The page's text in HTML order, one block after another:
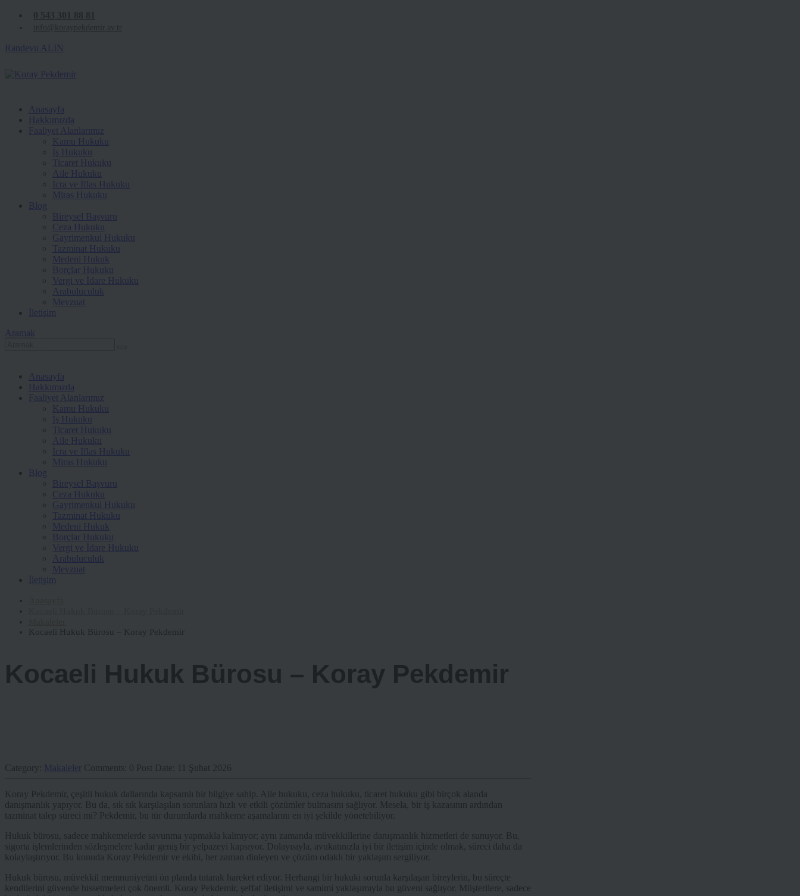
Randevu ALIN
Anasayfa
Hakkımızda
Faaliyet Alanlarımız
Kamu Hukuku
İş Hukuku
Ticaret Hukuku
Aile Hukuku
İcra ve İflas Hukuku
Miras Hukuku
Blog
Bireysel Başvuru
Ceza Hukuku
Gayrimenkul Hukuku
Tazminat Hukuku
Medeni Hukuk
Borçlar Hukuku
Vergi ve İdare Hukuku
Arabuluculuk
Mevzuat
İletişim
Aramak
Anasayfa
Hakkımızda
Faaliyet Alanlarımız
Kamu Hukuku
İş Hukuku
Ticaret Hukuku
Aile Hukuku
İcra ve İflas Hukuku
Miras Hukuku
Blog
Bireysel Başvuru
Ceza Hukuku
Gayrimenkul Hukuku
Tazminat Hukuku
Medeni Hukuk
Borçlar Hukuku
Vergi ve İdare Hukuku
Arabuluculuk
Mevzuat
İletişim
Kocaeli Hukuk Bürosu – Koray Pekdemir
Kocaeli Hukuk Bürosu – Koray Pekdemir
Category: Makaleler Comments: 0 Post Date: 11 Şubat 2026
Koray Pekdemir, çeşitli hukuk dallarında kapsamlı bir bilgiye sahip. Aile hukuku, ceza hukuku, ticaret hukuku gibi birçok alanda
danışmanlık yapıyor. Bu da, sık sık karşılaşılan sorunlara hızlı ve etkili çözümler bulmasını sağlıyor. Mesela, bir iş kazasının ardından
tazminat talep süreci mi? Pekdemir, bu tür durumlarda mahkeme aşamalarını en iyi şekilde yönetebiliyor.
Hukuk bürosu, sadece mahkemelerde savunma yapmakla kalmıyor; aynı zamanda müvekkillerine danışmanlık hizmetleri de sunuyor. Bu,
sigorta işlemlerinden sözleşmelere kadar geniş bir yelpazeyi kapsıyor. Dolayısıyla, avukatınızla iyi bir iletişim içinde olmak, süreci daha da
kolaylaştırıyor. Bu konuda Koray Pekdemir ve ekibi, her zaman dinleyen ve çözüm odaklı bir yaklaşım sergiliyor.
Hukuk bürosu, müvekkil memnuniyetini ön planda tutarak hareket ediyor. Herhangi bir hukuki sorunla karşılaşan bireylerin, bu süreçte
kendilerini güvende hissetmeleri çok önemli. Koray Pekdemir, şeffaf iletişimi ve samimi yaklaşımıyla bu güveni sağlıyor. Müşterilere, sadece